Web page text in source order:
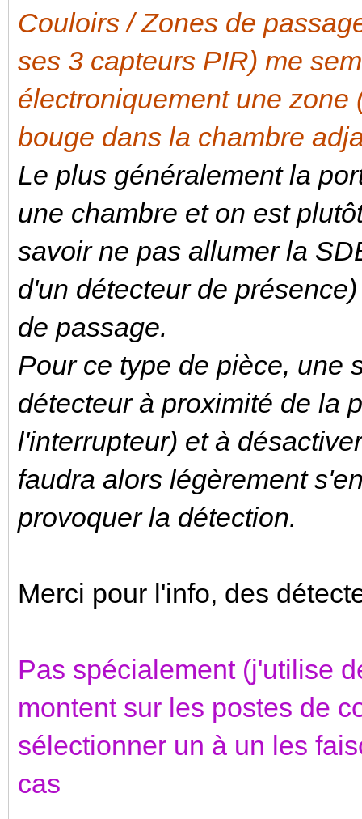
Couloirs / Zones de
ses 3 capteurs PIR) me
électroniquement une
bouge dans la chambre
Le plus généralement la
une chambre et on est
savoir ne pas allumer la
d'un détecteur de
de passage.
Pour ce type de pièce, une
détecteur à proximité de la
l'interrupteur) et à
faudra alors légèrement
provoquer la détection.
Merci pour l'info, des
Pas spécialement (j'utilise
montent sur les postes de
sélectionner un à un les
cas